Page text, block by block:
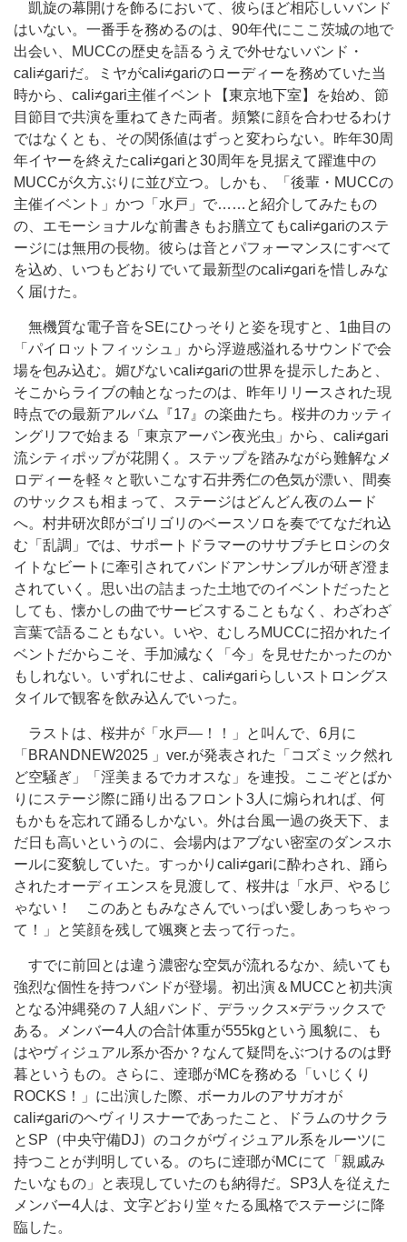
凱旋の幕開けを飾るにおいて、彼らほど相応しいバンド
はいない。一番手を務めるのは、90年代にここ茨城の地で
出会い、MUCCの歴史を語るうえで外せないバンド・
cali≠gariだ。ミヤがcali≠gariのローディーを務めていた当
時から、cali≠gari主催イベント【東京地下室】を始め、節
目節目で共演を重ねてきた両者。頻繁に顔を合わせるわけ
ではなくとも、その関係値はずっと変わらない。昨年30周
年イヤーを終えたcali≠gariと30周年を見据えて躍進中の
MUCCが久方ぶりに並び立つ。しかも、「後輩・MUCCの
主催イベント」かつ「水戸」で……と紹介してみたもの
の、エモーショナルな前書きもお膳立てもcali≠gariのステ
ージには無用の長物。彼らは音とパフォーマンスにすべて
を込め、いつもどおりでいて最新型のcali≠gariを惜しみな
く届けた。
無機質な電子音をSEにひっそりと姿を現すと、1曲目の
「パイロットフィッシュ」から浮遊感溢れるサウンドで会
場を包み込む。媚びないcali≠gariの世界を提示したあと、
そこからライブの軸となったのは、昨年リリースされた現
時点での最新アルバム『17』の楽曲たち。桜井のカッティ
ングリフで始まる「東京アーバン夜光虫」から、cali≠gari
流シティポップが花開く。ステップを踏みながら難解なメ
ロディーを軽々と歌いこなす石井秀仁の色気が漂い、間奏
のサックスも相まって、ステージはどんどん夜のムード
へ。村井研次郎がゴリゴリのベースソロを奏でてなだれ込
む「乱調」では、サポートドラマーのササブチヒロシのタ
イトなビートに牽引されてバンドアンサンブルが研ぎ澄ま
されていく。思い出の詰まった土地でのイベントだったと
しても、懐かしの曲でサービスすることもなく、わざわざ
言葉で語ることもない。いや、むしろMUCCに招かれたイ
ベントだからこそ、手加減なく「今」を見せたかったのか
もしれない。いずれにせよ、cali≠gariらしいストロングス
タイルで観客を飲み込んでいった。
ラストは、桜井が「水戸―！！」と叫んで、6月に
「BRANDNEW2025 」ver.が発表された「コズミック然れ
ど空騒ぎ」「淫美まるでカオスな」を連投。ここぞとばか
りにステージ際に踊り出るフロント3人に煽られれば、何
もかもを忘れて踊るしかない。外は台風一過の炎天下、ま
だ日も高いというのに、会場内はアブない密室のダンスホ
ールに変貌していた。すっかりcali≠gariに酔わされ、踊ら
されたオーディエンスを見渡して、桜井は「水戸、やるじ
ゃない！ このあともみなさんでいっぱい愛しあっちゃっ
て！」と笑顔を残して颯爽と去って行った。
すでに前回とは違う濃密な空気が流れるなか、続いても
強烈な個性を持つバンドが登場。初出演＆MUCCと初共演
となる沖縄発の７人組バンド、デラックス×デラックスで
ある。メンバー4人の合計体重が555kgという風貌に、も
はやヴィジュアル系か否か？なんて疑問をぶつけるのは野
暮というもの。さらに、逹瑯がMCを務める「いじくり
ROCKS！」に出演した際、ボーカルのアサガオが
cali≠gariのヘヴィリスナーであったこと、ドラムのサクラ
とSP（中央守備DJ）のコクがヴィジュアル系をルーツに
持つことが判明している。のちに逹瑯がMCにて「親戚み
たいなもの」と表現していたのも納得だ。SP3人を従えた
メンバー4人は、文字どおり堂々たる風格でステージに降
臨した。